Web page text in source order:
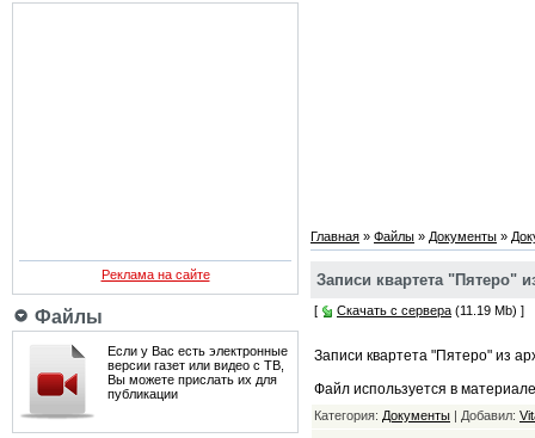
Реклама на сайте
Файлы
Если у Вас есть электронные
версии газет или видео с ТВ,
Вы можете прислать их для
публикации
Главная » Файлы » Документы »
Записи квартета "Пятеро"
[ Скачать с сервера (11.19 Mb) ]
Записи квартета "Пятеро" из
Файл используется в
Категория: Документы | Добавил: